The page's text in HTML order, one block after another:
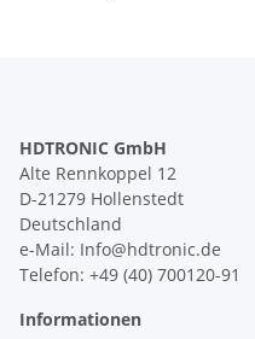
HDTRONIC GmbH
Alte Rennkoppel 12
D-21279 Hollenstedt
Deutschland
e-Mail: Info@hdtronic.de
Telefon: +49 (40) 700120-91
Informationen